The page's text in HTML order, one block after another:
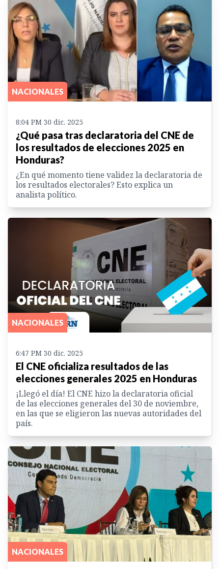
NACIONALES
8:04 PM 30 dic. 2025
¿Qué pasa tras declaratoria del CNE de
los resultados de elecciones 2025 en
Honduras?
¿En qué momento tiene validez la declaratoria de
los resultados electorales? Esto explica un
analista político.
NACIONALES
6:47 PM 30 dic. 2025
El CNE oficializa resultados de las
elecciones generales 2025 en Honduras
¡Llegó el día! El CNE hizo la declaratoria oficial
de las elecciones generales del 30 de noviembre,
en las que se eligieron las nuevas autoridades del
país.
NACIONALES